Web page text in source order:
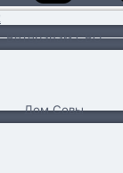
Ветеранам СВО
Дом Совы